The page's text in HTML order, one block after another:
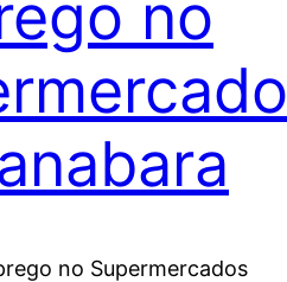
no
no Supermercados